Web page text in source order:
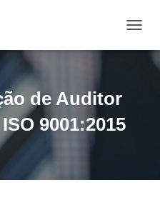
L
de Auditor
9001:2015